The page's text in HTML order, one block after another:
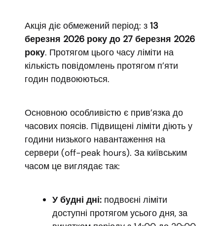
Акція діє обмежений період: з 13
березня 2026 року до 27 березня 2026
року. Протягом цього часу ліміти на
кількість повідомлень протягом п’яти
годин подвоюються.
Основною особливістю є прив’язка до
часових поясів. Підвищені ліміти діють у
години низького навантаження на
сервери (off-peak hours). За київським
часом це виглядає так:
У будні дні: подвоєні ліміти
доступні протягом усього дня, за